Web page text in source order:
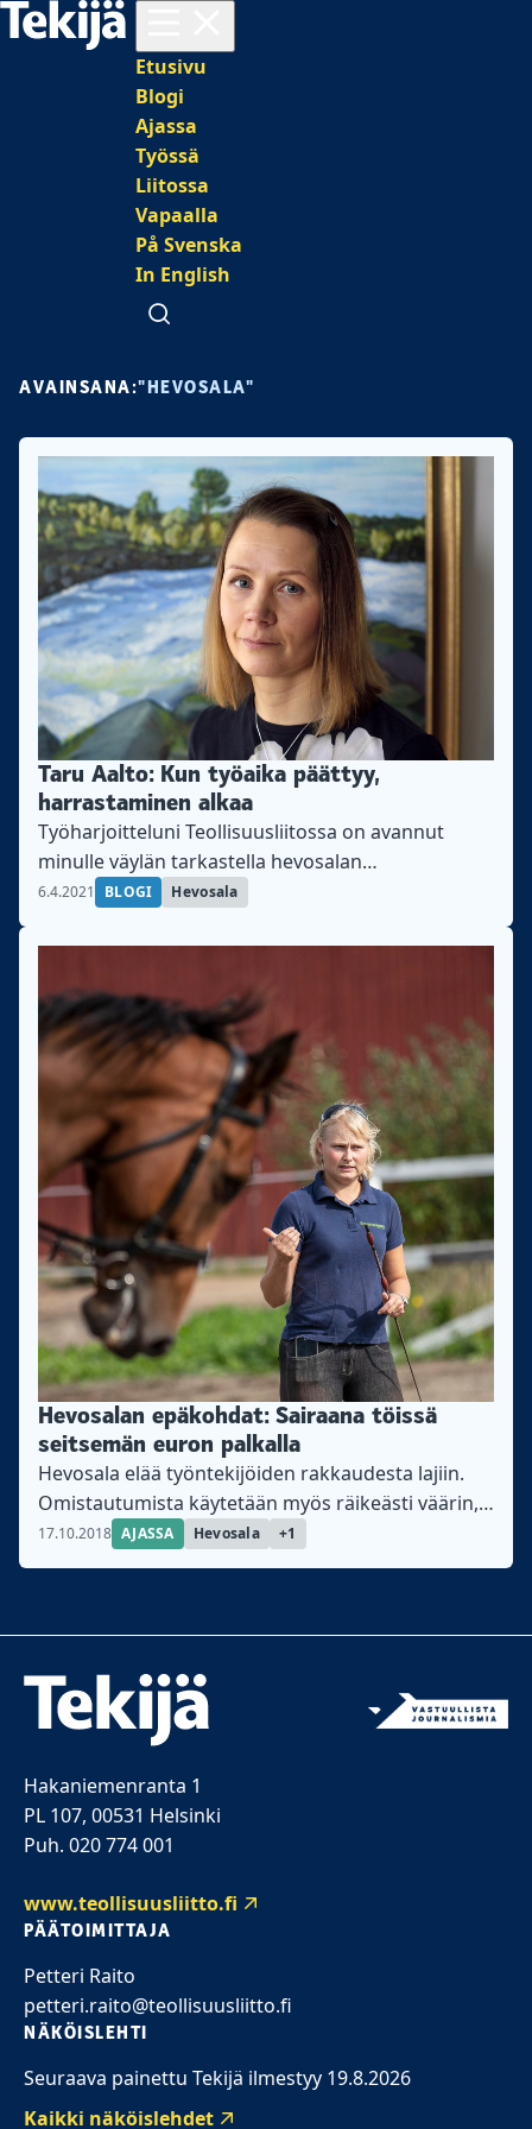
Päävalikko
Etusivu
Blogi
Ajassa
Työssä
Liitossa
Vapaalla
På Svenska
In English
Avaa haku
AVAINSANA:"HEVOSALA"
Taru Aalto: Kun työaika päättyy,
harrastaminen alkaa
Työharjoitteluni Teollisuusliitossa on avannut
minulle väylän tarkastella hevosalan
työntekijöiden tilannetta, kirjoittaa Taru Aalto.
6.4.2021 BLOGI Hevosala
Hevosalan epäkohdat: Sairaana töissä
seitsemän euron palkalla
Hevosala elää työntekijöiden rakkaudesta lajiin.
Omistautumista käytetään myös räikeästi väärin,
Hevosalan ammattiosaston puheenjohtaja Laura
Reponen sanoo.
17.10.2018 AJASSA Hevosala +1
Hakaniemenranta 1
PL 107, 00531 Helsinki
Puh. 020 774 001
www.teollisuusliitto.fi
PÄÄTOIMITTAJA
Petteri Raito
petteri.raito@teollisuusliitto.fi
NÄKÖISLEHTI
Seuraava painettu Tekijä ilmestyy 19.8.2026
Kaikki näköislehdet